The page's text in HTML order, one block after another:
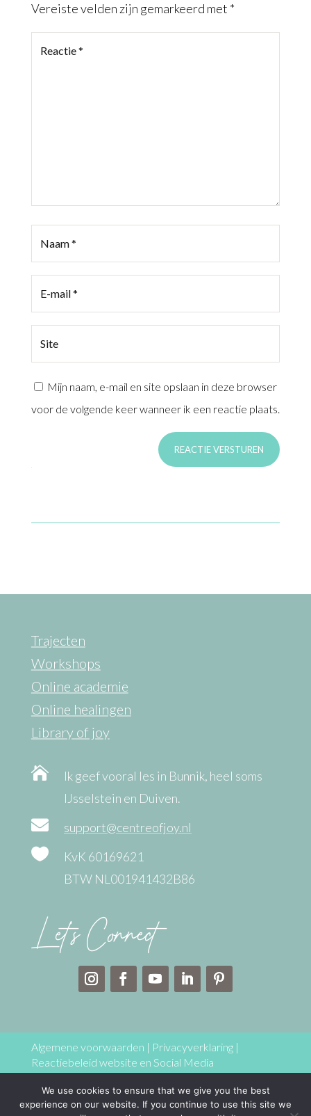
Vereiste velden zijn gemarkeerd met *
Mijn naam, e-mail en site opslaan in deze browser
voor de volgende keer wanneer ik een reactie plaats.
REACTIE VERSTUREN
Trajecten
Workshops
Online academie
Online healingen
Library of joy

Ik geef vooral les in Bunnik, heel soms
IJsselstein en Duiven.
 support@centreofjoy.nl

KvK 60169621
BTW NL001941432B86
Let’s Connect
Algemene voorwaarden | Privacyverklaring|
Reactiebeleid website en Social Media
Copyright © 2025 Centre of joy – Coaching & training
Jolanda Maria Hoogkamer Alle rechten voorbehouden
We use cookies to ensure that we give you the best
experience on our website. If you continue to use this site we